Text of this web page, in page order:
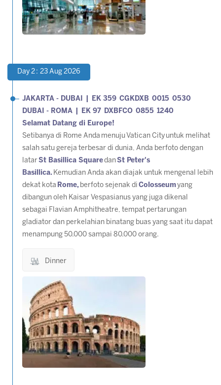
Day 2 : 23 Aug 2026
JAKARTA - DUBAI | EK 359 CGKDXB 0015 0530
DUBAI - ROMA | EK 97 DXBFCO 0855 1240
Selamat Datang di Europe!
Setibanya di Rome Anda menuju Vatican City untuk melihat
salah satu gereja terbesar di dunia, Anda berfoto dengan
latarSt Basillica SquaredanSt Peter's
Basillica. Kemudian Anda akan diajak untuk mengenal lebih
dekat kota Rome, berfoto sejenak di Colosseumyang
dibangun oleh Kaisar Vespasianus yang juga dikenal
sebagai Flavian Amphitheatre, tempat pertarungan
gladiator dan perkelahian binatang buas yang saat itu dapat
menampung 50.000 sampai 80.000 orang.
Dinner